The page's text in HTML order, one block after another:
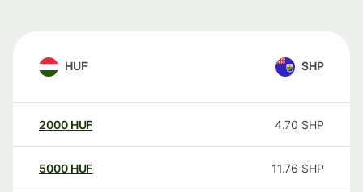
HUF SHP
2000 HUF 4.70 SHP
5000 HUF 11.76 SHP